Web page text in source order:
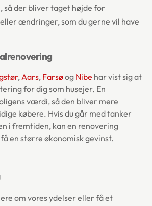
så der bliver taget højde for
ændringer, som du gerne vil have
, Aars, Farsøog Nibe har vist sig at
for dig som husejer. En
værdi, så den bliver mere
købere. Hvis du går med tanker
i fremtiden, kan en renovering
en større økonomisk gevinst.
om vores ydelser eller få et